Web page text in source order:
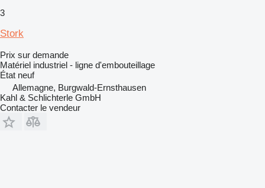
3
Stork
Prix sur demande
Matériel industriel - ligne d'embouteillage
État neuf
Allemagne, Burgwald-Ernsthausen
Kahl & Schlichterle GmbH
Contacter le vendeur